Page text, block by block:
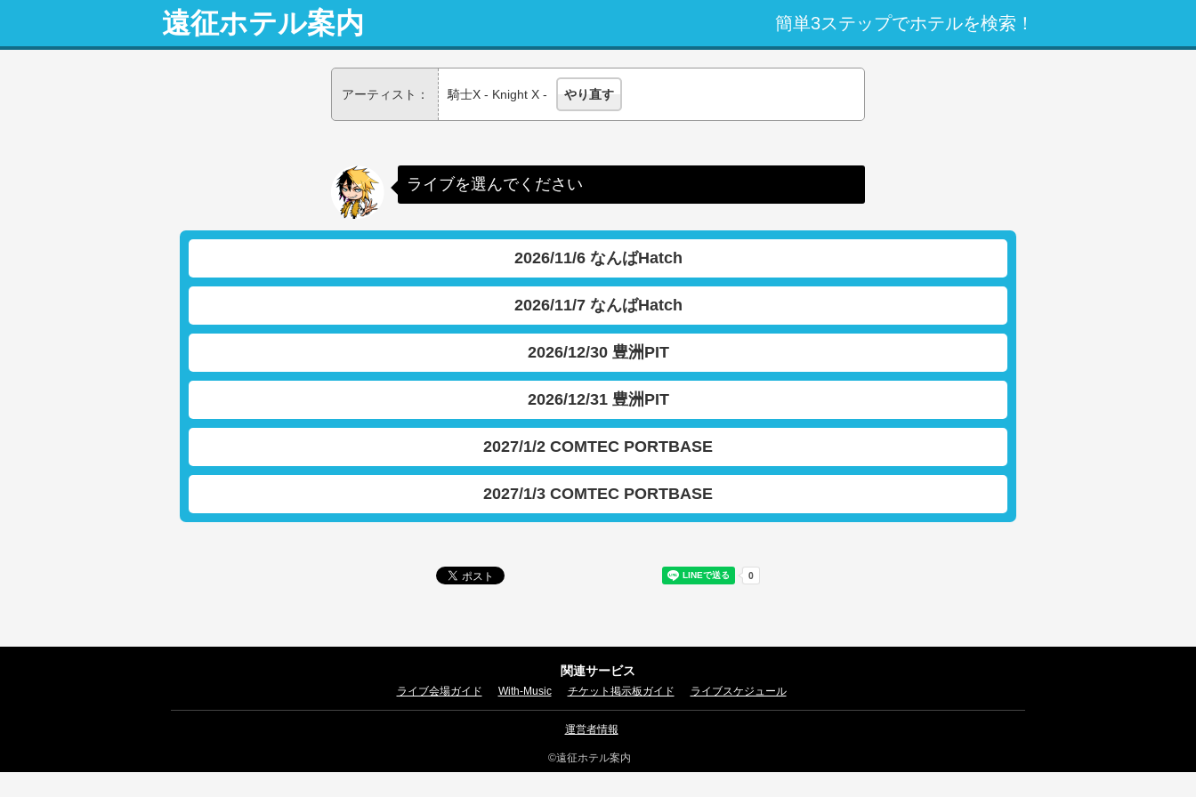
簡単3ステップでホテルを検索！
遠征ホテル案内
アーティスト： 騎士X - Knight X - やり直す
ライブを選んでください
2026/11/6 なんばHatch
2026/11/7 なんばHatch
2026/12/30 豊洲PIT
2026/12/31 豊洲PIT
2027/1/2 COMTEC PORTBASE
2027/1/3 COMTEC PORTBASE
関連サービス
ライブ会場ガイド With-Music チケット掲示板ガイド ライブスケジュール
運営者情報
©遠征ホテル案内